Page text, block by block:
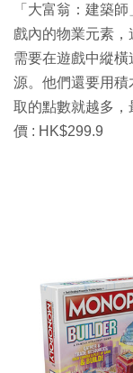
「大富翁：建築
戲內的物業元素
需要在遊戲中縱
源。他們還要用
取的點數就越多，
價 : HK$299.9